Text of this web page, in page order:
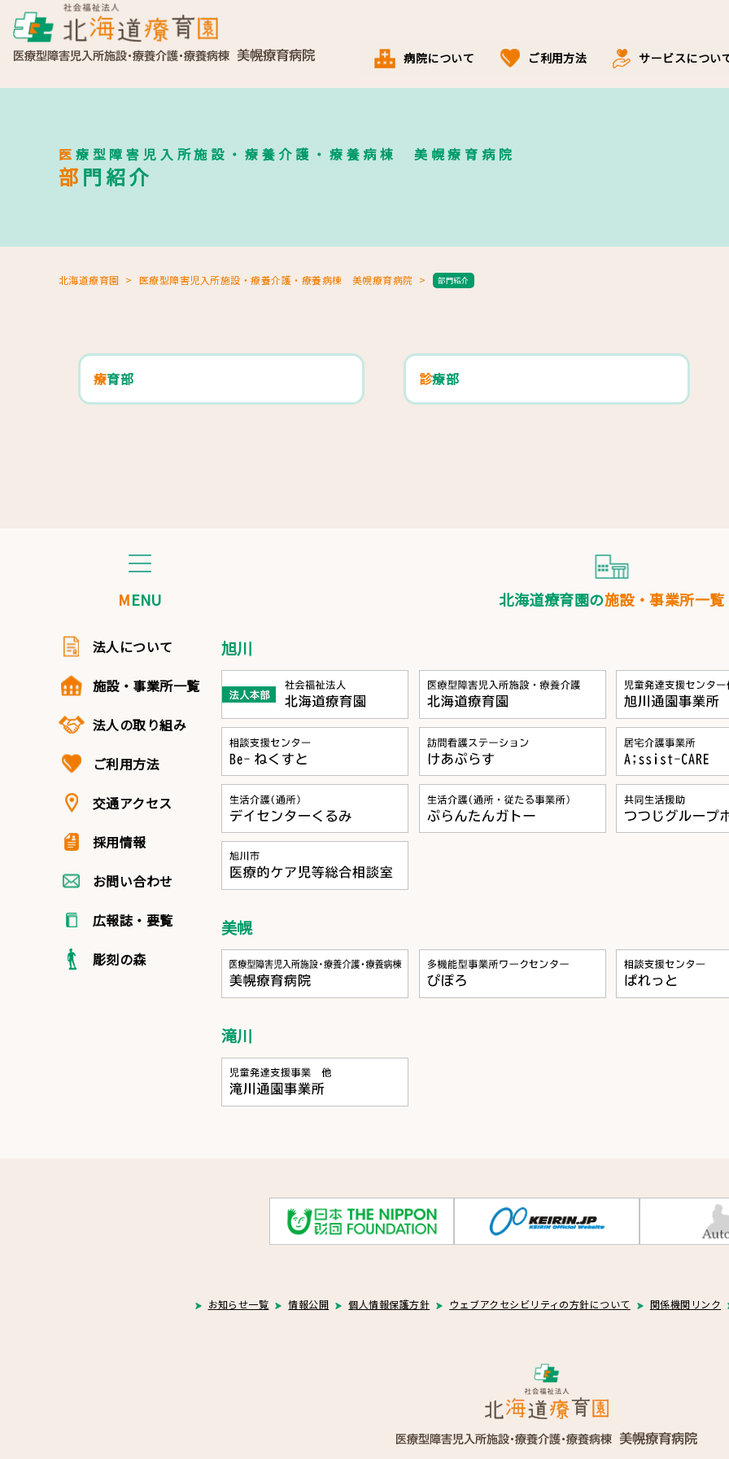
病院について ご利用方法 サービスについ
医療型障害児入所施設・療養介護・療養病棟 美幌療育病院
部門紹介
北海道療育園 医療型障害児入所施設・療養介護・療養病棟 美幌療育病院 部門紹介
療育部 診療部
MENU
法人について
施設・事業所一覧
法人の取り組み
ご利用方法
交通アクセス
採用情報
お問い合わせ
広報誌・要覧
彫刻の森
北海道療育園の施設・事業所一覧
旭川
美幌
滝川
お知らせ一覧 情報公開 個人情報保護方針 ウェブアクセシビリティの方針について 関係機関リンク